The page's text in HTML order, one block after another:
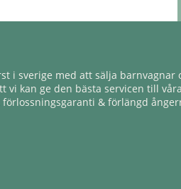
i sverige med att sälja barnvagnar
vi kan ge den bästa servicen till
& förlängd